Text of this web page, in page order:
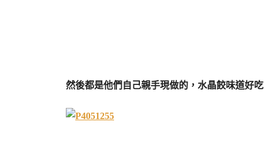
然後都是他們自己親手現做的，水晶餃味道好吃